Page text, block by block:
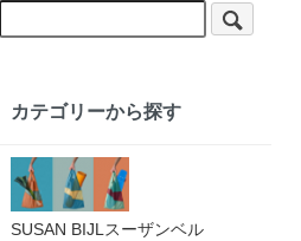
カテゴリーから探す
SUSAN BIJLスーザンベル